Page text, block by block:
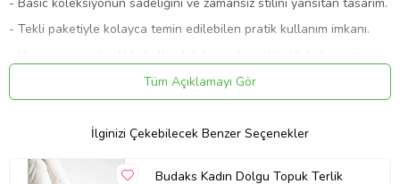
- Basic koleksiyonun sadeliğini ve zamansız stilini yansıtan tasarım.
- Tekli paketiyle kolayca temin edilebilen pratik kullanım imkanı.
- Elde soğuk su ile yıkama önerisiyle uzun ömürlü kullanım vaat
eder.
- Türkiye menşeli olmasıyla yerel üretim avantajını yaşamanızı
- Kısa topuklu (1 - 4 cm) tasarımıyla gün boyu rahat hareket etme
Tüm Açıklamayı Gör
İlginizi Çekebilecek Benzer Seçenekler
Budaks Kadın Dolgu Topuk Terlik